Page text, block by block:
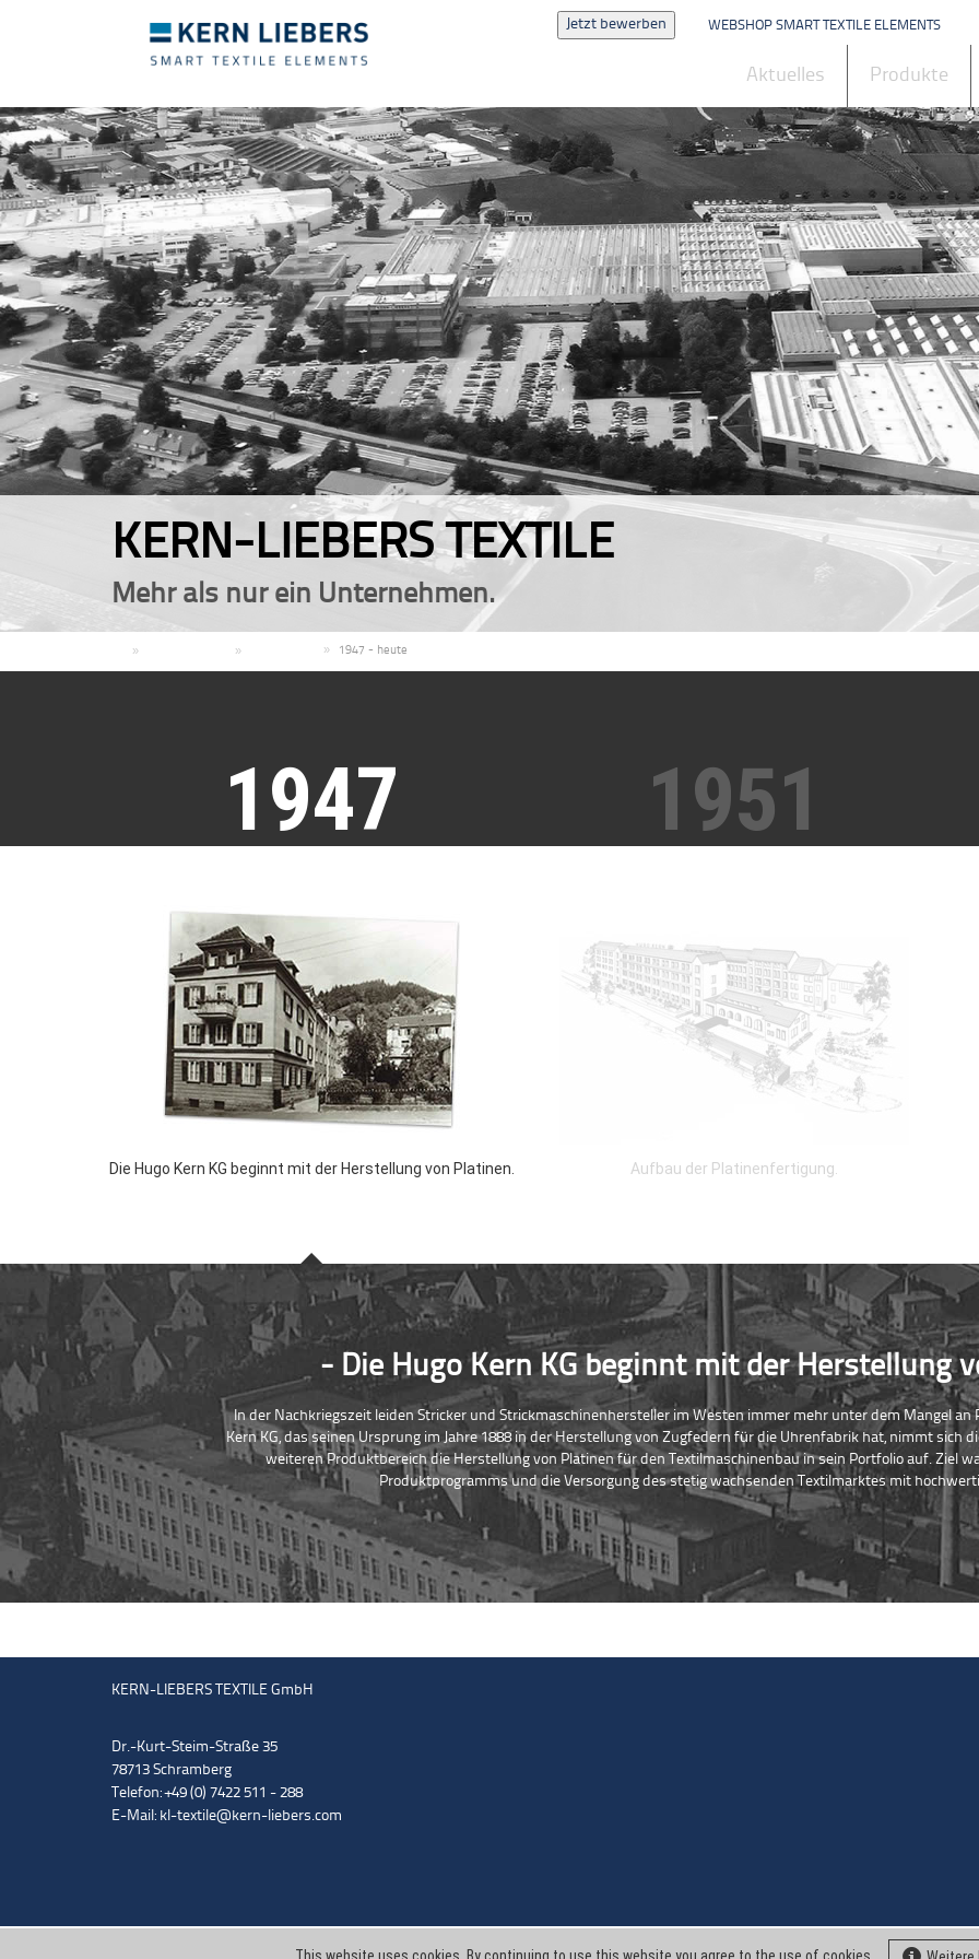
Jetzt bewerben WEBSHOP SMART TEXTILE ELEMENTS
Aktuelles Produkte
KERN-LIEBERS TEXTILE
Mehr als nur ein Unternehmen.
1947 - heute
1947
Die Hugo Kern KG beginnt mit der Herstellung von Platinen.
1951
Aufbau der Platinenfertigung.
Die Hugo Kern KG beginnt mit der Herstellung
In der Nachkriegszeit leiden Stricker und Strickmaschinenhersteller im Westen immer mehr unter dem Mangel an
Kern KG, das seinen Ursprung im Jahre 1888 in der Herstellung von Zugfedern für die Uhrenfabrik hat, nimmt sich
weiteren Produktbereich die Herstellung von Platinen für den Textilmaschinenbau in sein Portfolio auf. Ziel
Produktprogramms und die Versorgung des stetig wachsenden Textilmarktes mit
KERN-LIEBERS TEXTILE GmbH
Dr.-Kurt-Steim-Straße 35
78713 Schramberg
Telefon: +49 (0) 7422 511 - 288
E-Mail: kl-textile@kern-liebers.com
This website uses cookies. By continuing to use this website you agree to the use of cookies.